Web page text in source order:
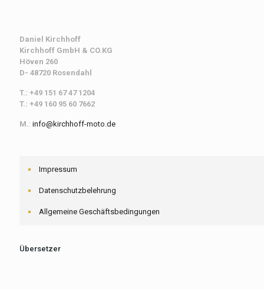
Daniel Kirchhoff
Kirchhoff GmbH & CO.KG
Höven 260
D- 48720 Rosendahl
T.: +49 151 67 47 1204
T.: +49 160 95 60 7662
M.: info@kirchhoff-moto.de
Impressum
Datenschutzbelehrung
Allgemeine Geschäftsbedingungen
Übersetzer